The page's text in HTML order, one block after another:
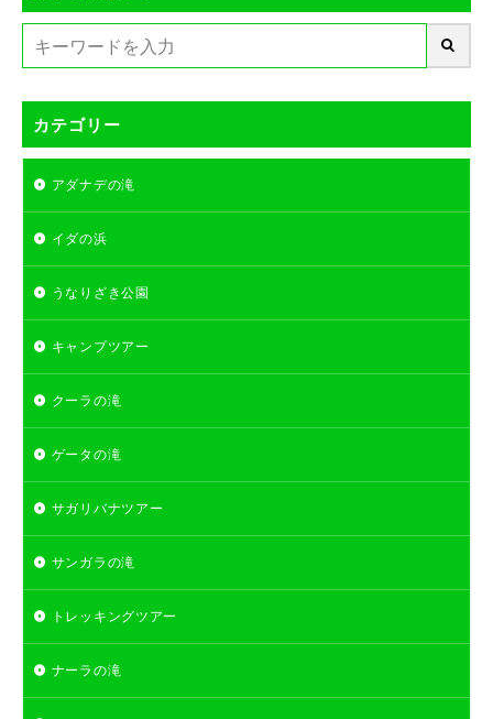
カテゴリー
アダナデの滝
イダの浜
うなりざき公園
キャンプツアー
クーラの滝
ゲータの滝
サガリバナツアー
サンガラの滝
トレッキングツアー
ナーラの滝